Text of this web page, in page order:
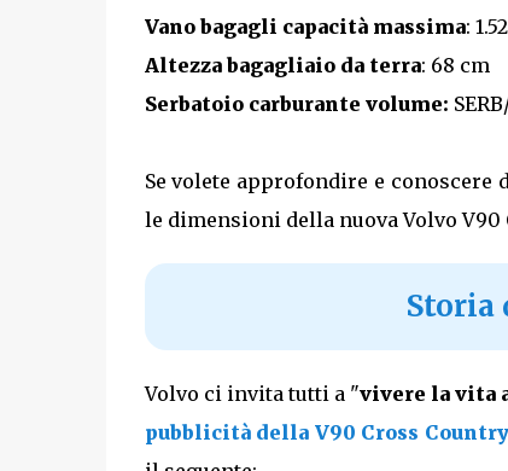
Vano bagagli capacità massima:
Altezza bagagliaio da terra: 68 cm
Serbatoio carburante volume:
Se volete approfondire e conoscere
le dimensioni della nuova Volvo V90
Storia
Volvo ci invita tutti a "vivere la vita
pubblicità della V90 Cross Country